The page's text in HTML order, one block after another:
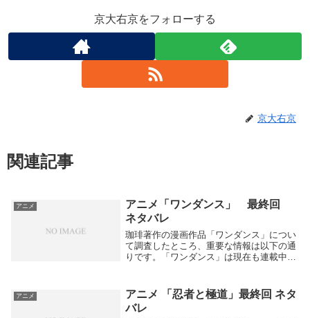
京大右京をフォローする
京大右京
関連記事
アニメ
アニメ「ワンダンス」 最終回
ネタバレ
珈琲著作の漫画作品「ワンダンス」につい
て調査したところ、重要な情報は以下の通
りです。「ワンダンス」は現在も連載中で
月刊アフタヌーンおよび電子版マガジンポ
ケットで...
アニメ
アニメ 「忍者と極道」最終回 ネタ
バレ